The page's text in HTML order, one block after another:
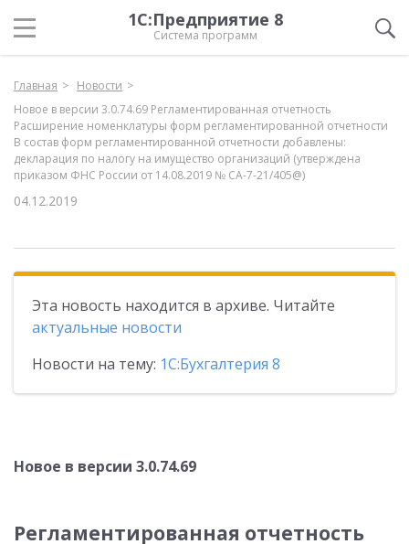
1С:Предприятие 8
Система программ
Главная
Новости
Новое в версии 3.0.74.69 Регламентированная отчетность
Расширение номенклатуры форм регламентированной отчетности
В состав форм регламентированной отчетности добавлены:
декларация по налогу на имущество организаций (утверждена
приказом ФНС России от 14.08.2019 № СА-7-21/405@)
04.12.2019
Эта новость находится в архиве. Читайте
актуальные новости
Новости на тему: 1С:Бухгалтерия 8
Новое в версии 3.0.74.69
Регламентированная отчетность